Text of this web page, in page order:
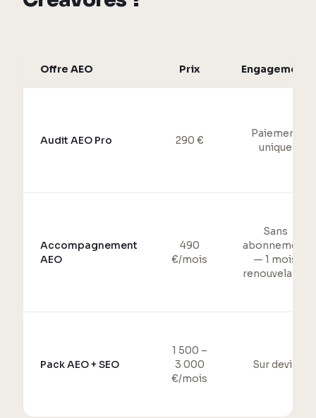
Offre AEO Prix Engagement
Audit AEO Pro 290 €
Paiement
unique
Accompagnement
AEO
490
€/mois
Sans
abonnement
— 1 mois
renouvelable
Pack AEO + SEO
1 500 –
3 000
€/mois
Sur devis